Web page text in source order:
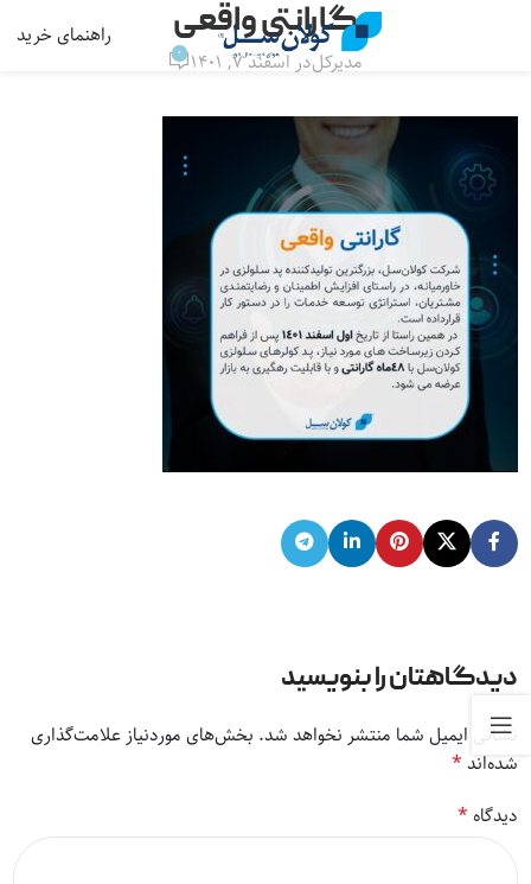
راهنمای خرید گارانتی واقعی
مدیرکلدر اسفند ۷, ۱۴۰۱ 0
دیدگاهتان را بنویسید
نشانی ایمیل شما منتشر نخواهد شد. بخش‌های موردنیاز علامت‌گذاری
شده‌اند*
دیدگاه*